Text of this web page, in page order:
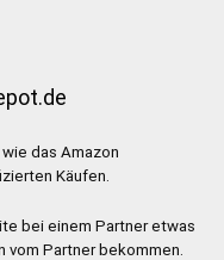
das Amazon
Käufen.
bei einem Partner etwas
vom Partner bekommen.